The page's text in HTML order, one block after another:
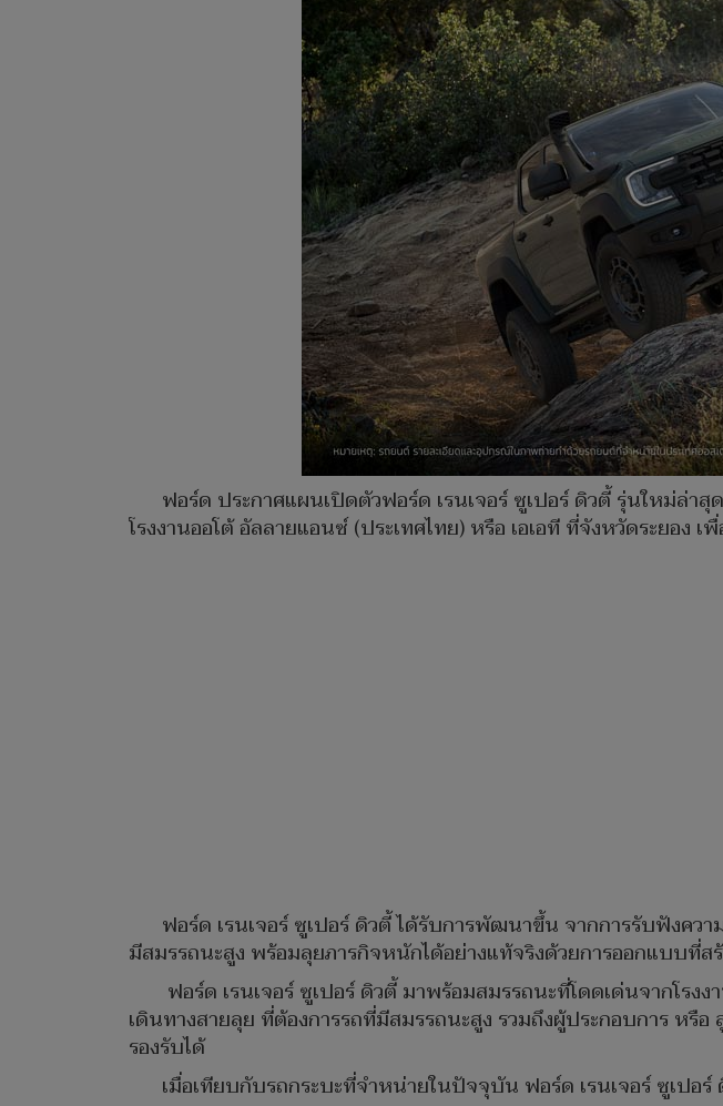
ฟอร์ด ประกาศแผนเปิดตัวฟอร์ด เรนเจอร์ ซูเปอร์ ดิวตี้ รุ่นใหม่ล่า
โรงงานออโต้ อัลลายแอนซ์ (ประเทศไทย) หรือ เอเอที ที่จังหวัดระยอง
ฟอร์ด เรนเจอร์ ซูเปอร์ ดิวตี้ ได้รับการพัฒนาขึ้น จากการรับฟังคว
มีสมรรถนะสูง พร้อมลุยภารกิจหนักได้อย่างแท้จริงด้วยการออกแบบที่ส
ฟอร์ด เรนเจอร์ ซูเปอร์ ดิวตี้ มาพร้อมสมรรถนะที่โดดเด่นจากโร
เดินทางสายลุย ที่ต้องการรถที่มีสมรรถนะสูง รวมถึงผู้ประกอบการ หรื
รองรับได้
เมื่อเทียบกับรถกระบะที่จำหน่ายในปัจจุบัน ฟอร์ด เรนเจอร์ ซูเปอร์